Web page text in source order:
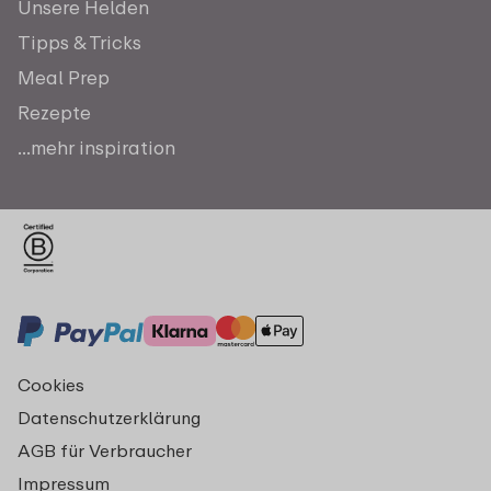
Unsere Helden
Tipps & Tricks
Meal Prep
Rezepte
...mehr inspiration
Cookies
Datenschutzerklärung
AGB für Verbraucher
Impressum